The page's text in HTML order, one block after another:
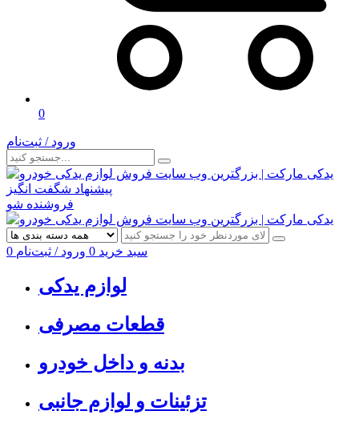
0
ورود / ثبت‌نام
پیشنهاد شگفت انگیز
فروشنده شو
0 سبد خرید 0 ورود / ثبت‌نام
لوازم یدکی
قطعات مصرفی
بدنه و داخل خودرو
تزئینات و لوازم جانبی